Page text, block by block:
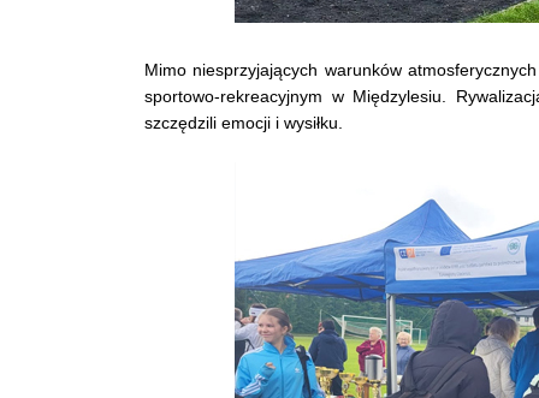
Mimo niesprzyjających warunków
sportowo-rekreacyjnym w Międzylesiu.
szczędzili emocji i wysiłku.